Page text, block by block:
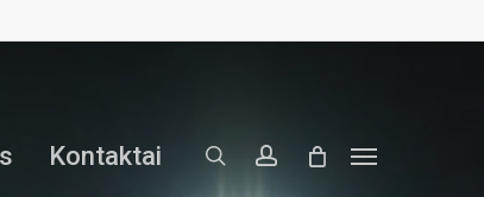
Kontaktai searchaccountMenu